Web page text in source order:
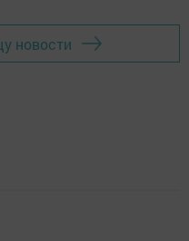
новости